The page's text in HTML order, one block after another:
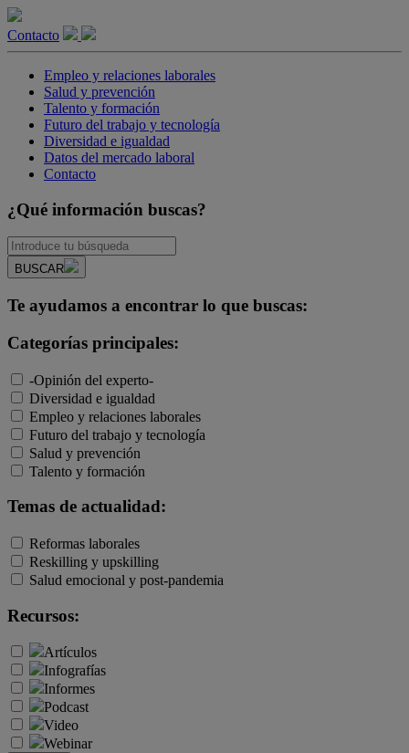
Contacto
Empleo y relaciones laborales
Salud y prevención
Talento y formación
Futuro del trabajo y tecnología
Diversidad e igualdad
Datos del mercado laboral
Contacto
¿Qué información buscas?
BUSCAR
Te ayudamos a encontrar lo que buscas:
Categorías principales:
-Opinión del experto-
Diversidad e igualdad
Empleo y relaciones laborales
Futuro del trabajo y tecnología
Salud y prevención
Talento y formación
Temas de actualidad:
Reformas laborales
Reskilling y upskilling
Salud emocional y post-pandemia
Recursos:
Artículos
Infografías
Informes
Podcast
Video
Webinar